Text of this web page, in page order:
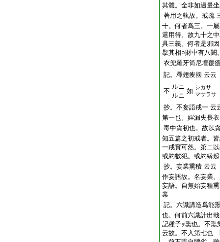
其體。全非如過量
著用之執故。戒疏
十。何者爲三。一
還用得。故九十之
具三義。何者是邪
擧其相○財中有八闕
衣兜羅牙筒尼壇覆
記。釋翅痩國 云云
不
ルニ
ルニ
如 シカサ
マサラサ
抄。不妄語戒一 云
第一也。婬漏失長
毒中貪初也。故以
知五篇之初戒者。
一戒實可然。第二
或約數犯。或約縁
抄。妄業熏積 云云
作妄語故。名妄業
妄語。自無始妄種
業
記。六識講造爲能
也。何前六識計出
記種子ヲ熏也。不熏
云故。不入第七也